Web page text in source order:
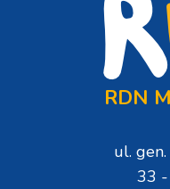
RDN
ul.
33